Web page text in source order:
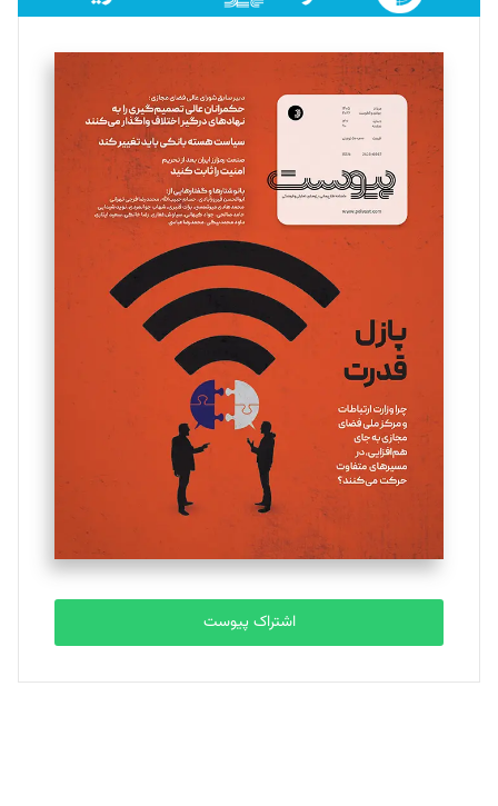
فائزه فتحی رستمی
تحریریه
سروش کرمیان
تحریریه
مینا پاکدل
یسنا امان‌پور
تحریریه
ملینا جعفری
تحریریه
مصطفی مسجدی آرانی
تحریریه
بابک نقاش
تحریریه
اشتراک پیوست